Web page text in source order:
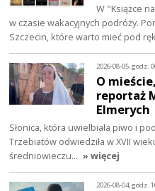
W "Książce
w czasie wakacyjnych podróży.
Szczecin, które warto mieć pod
2026-08-05, godz.
O
reportaż
Elmerych
Słonica, która uwielbiała piwo i
Trzebiatów odwiedziła w XVII
średniowieczu… » więcej
2026-08-04, godz.